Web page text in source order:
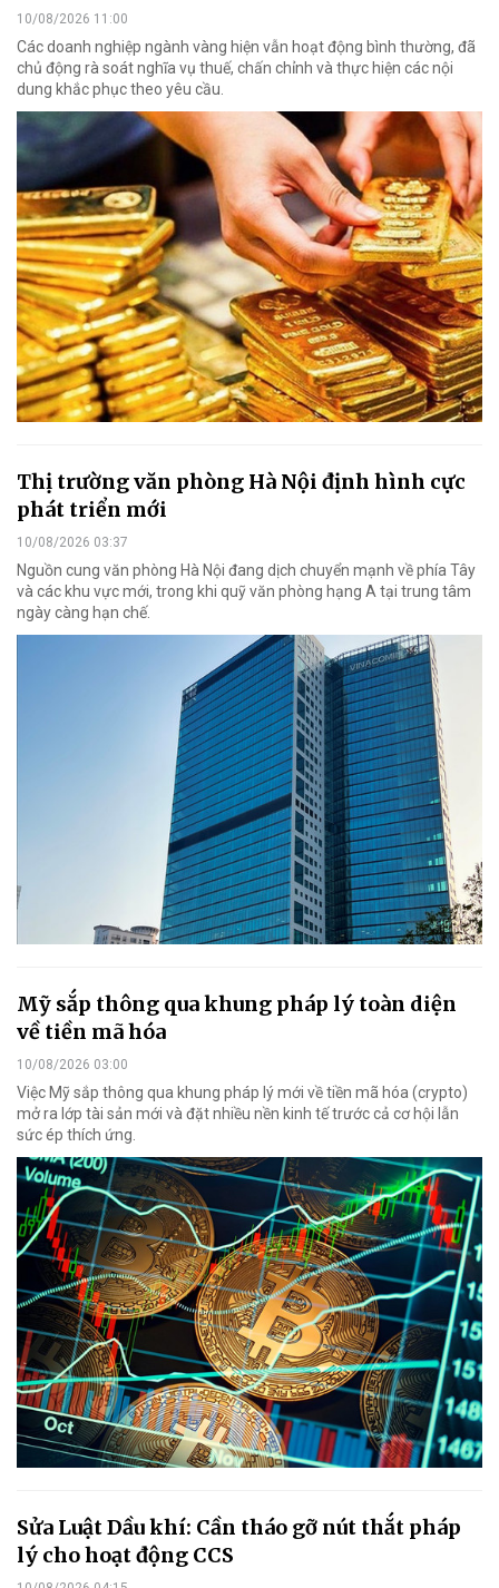
10/08/2026 11:00
Các doanh nghiệp ngành vàng hiện vẫn hoạt động bình thường, đã
chủ động rà soát nghĩa vụ thuế, chấn chỉnh và thực hiện các nội
dung khắc phục theo yêu cầu.
Thị trường văn phòng Hà Nội định hình cực
phát triển mới
10/08/2026 03:37
Nguồn cung văn phòng Hà Nội đang dịch chuyển mạnh về phía Tây
và các khu vực mới, trong khi quỹ văn phòng hạng A tại trung tâm
ngày càng hạn chế.
Mỹ sắp thông qua khung pháp lý toàn diện
về tiền mã hóa
10/08/2026 03:00
Việc Mỹ sắp thông qua khung pháp lý mới về tiền mã hóa (crypto)
mở ra lớp tài sản mới và đặt nhiều nền kinh tế trước cả cơ hội lẫn
sức ép thích ứng.
Sửa Luật Dầu khí: Cần tháo gỡ nút thắt pháp
lý cho hoạt động CCS